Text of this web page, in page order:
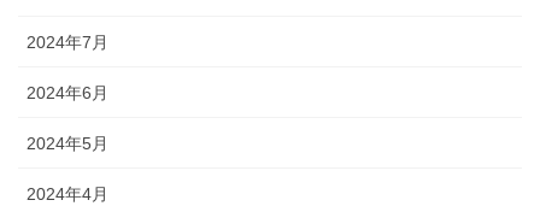
2024年7月
2024年6月
2024年5月
2024年4月